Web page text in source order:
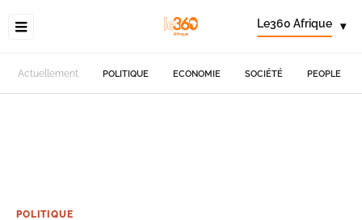
Le360 Afrique ▾
Actuellement POLITIQUE ECONOMIE SOCIÉTÉ PEOPLE
POLITIQUE